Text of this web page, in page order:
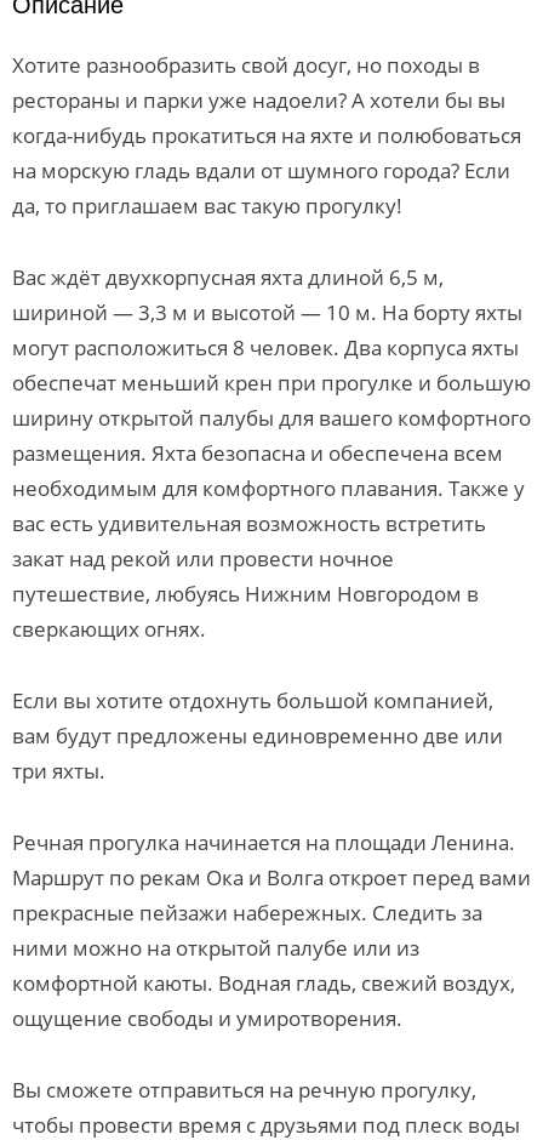
Хотите разнообразить свой досуг, но походы в
рестораны и парки уже надоели? А хотели бы вы
когда-нибудь прокатиться на яхте и полюбоваться
на морскую гладь вдали от шумного города? Если
да, то приглашаем вас такую прогулку!
Вас ждёт двухкорпусная яхта длиной 6,5 м,
шириной — 3,3 м и высотой — 10 м. На борту яхты
могут расположиться 8 человек. Два корпуса яхты
обеспечат меньший крен при прогулке и большую
ширину открытой палубы для вашего комфортного
размещения. Яхта безопасна и обеспечена всем
необходимым для комфортного плавания. Также у
вас есть удивительная возможность встретить
закат над рекой или провести ночное
путешествие, любуясь Нижним Новгородом в
сверкающих огнях.
Если вы хотите отдохнуть большой компанией,
вам будут предложены единовременно две или
три яхты.
Речная прогулка начинается на площади Ленина.
Маршрут по рекам Ока и Волга откроет перед вами
прекрасные пейзажи набережных. Следить за
ними можно на открытой палубе или из
комфортной каюты. Водная гладь, свежий воздух,
ощущение свободы и умиротворения.
Вы сможете отправиться на речную прогулку,
чтобы провести время с друзьями под плеск воды